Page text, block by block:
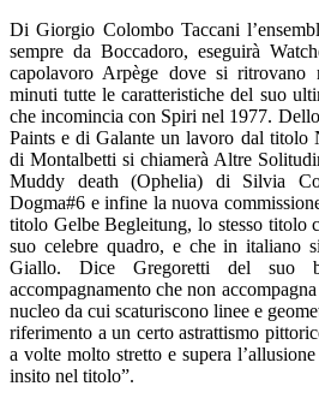
Di Giorgio Colombo Taccani
sempre da Boccadoro, eseguirà
capolavoro Arpège dove si ritrovano
minuti tutte le caratteristiche del suo
che incomincia con Spiri nel 1977.
Paints e di Galante un lavoro dal titolo
di Montalbetti si chiamerà Altre
Muddy death (Ophelia) di Silvia
Dogma#6 e infine la nuova
titolo Gelbe Begleitung, lo stesso titolo
suo celebre quadro, e che in italiano
Giallo. Dice Gregoretti del suo
accompagnamento che non
nucleo da cui scaturiscono linee e
riferimento a un certo astrattismo
a volte molto stretto e supera
insito nel titolo”.